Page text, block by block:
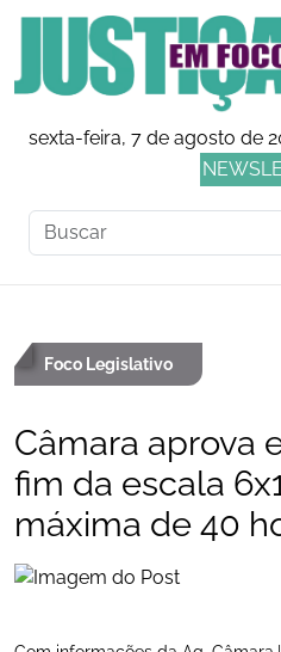
sexta-feira, 7 de agosto de
Foco Legislativo
Câmara aprova
fim da escala
máxima de 40